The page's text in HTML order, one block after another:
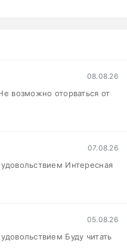
08.08.26
возможно оторваться от
07.08.26
Интересная
05.08.26
Буду читать